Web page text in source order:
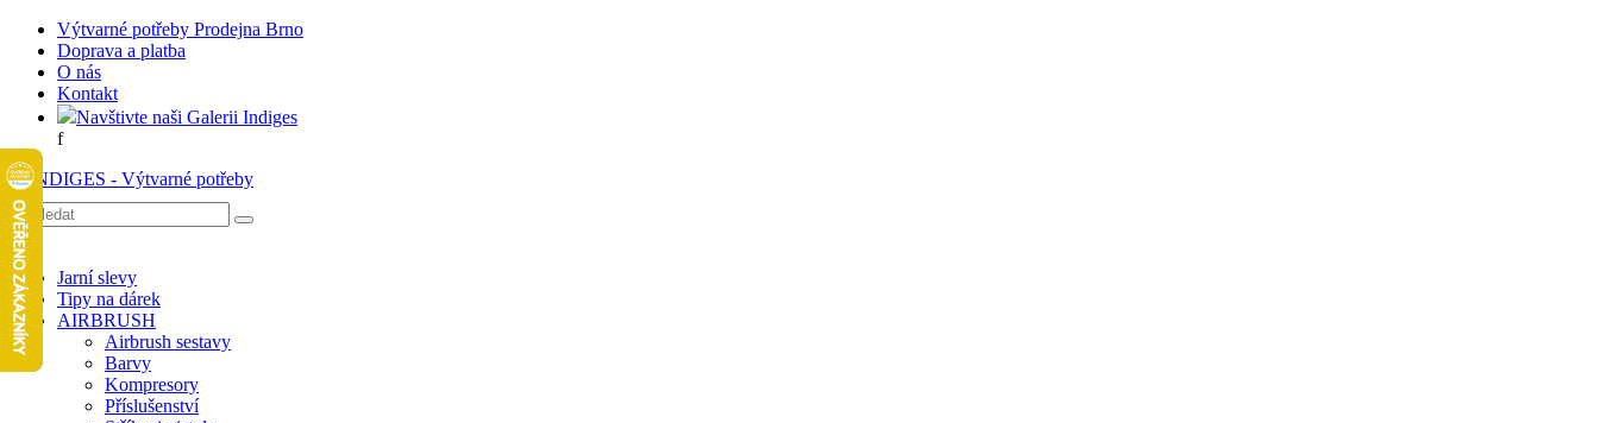
Výtvarné potřeby Prodejna Brno
Doprava a platba
O nás
Kontakt
Navštivte naši Galerii Indiges
f
Jarní slevy
Tipy na dárek
AIRBRUSH
Airbrush sestavy
Barvy
Kompresory
Příslušenství